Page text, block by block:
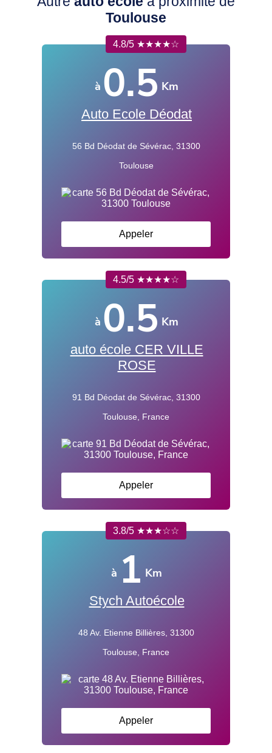
Toulouse
4.8/5 ★★★★☆
à 0.5 Km
Auto Ecole Déodat
56 Bd Déodat de Sévérac, 31300
Toulouse
Appeler
4.5/5 ★★★★☆
à 0.5 Km
auto école CER VILLE
ROSE
91 Bd Déodat de Sévérac, 31300
Toulouse, France
Appeler
3.8/5 ★★★☆☆
à 1 Km
Stych Autoécole
48 Av. Etienne Billières, 31300
Toulouse, France
Appeler